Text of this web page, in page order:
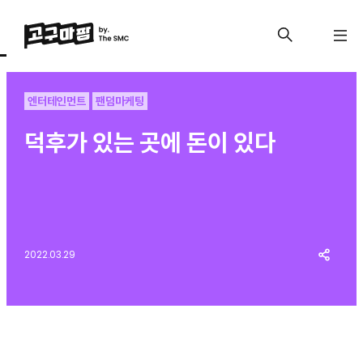
엔터테인먼트 팬덤마케팅
덕후가 있는 곳에 돈이 있다
2022.03.29